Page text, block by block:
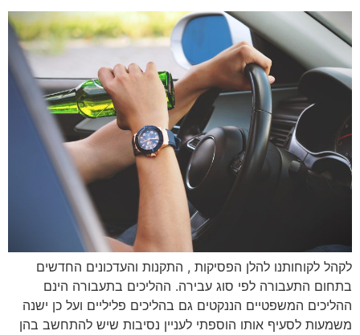
לקהל לקוחותנו להלן הפסיקות , התקנות והעדכונים החדשים
בתחום התעבורה לפי סוג עבירה. ההליכים בתעבורה הינם
ההליכים המשפטיים הננקטים גם בהליכים פליליים ועל כן ישנה
משמעות לסעיף אותו הוספתי לעניין נסיבות שיש להתחשב בהן